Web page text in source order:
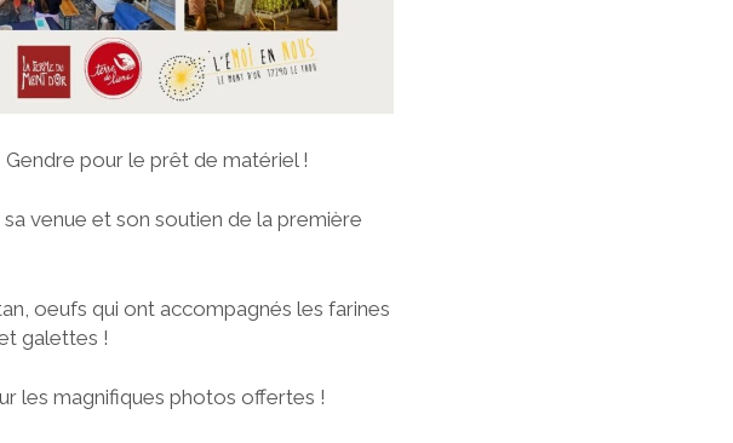
pour le prêt de matériel !
venue et son soutien de la première
oeufs qui ont accompagnés les farines
galettes !
les magnifiques photos offertes !